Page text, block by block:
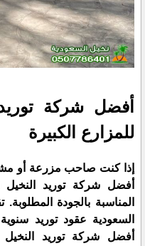
أفضل شركة
للمزارع الكبيرة
إذا كنت صاحب مزرعة أو
أفضل شركة توريد
المناسبة بالجودة
السعودية عقود توريد
أفضل شركة توريد